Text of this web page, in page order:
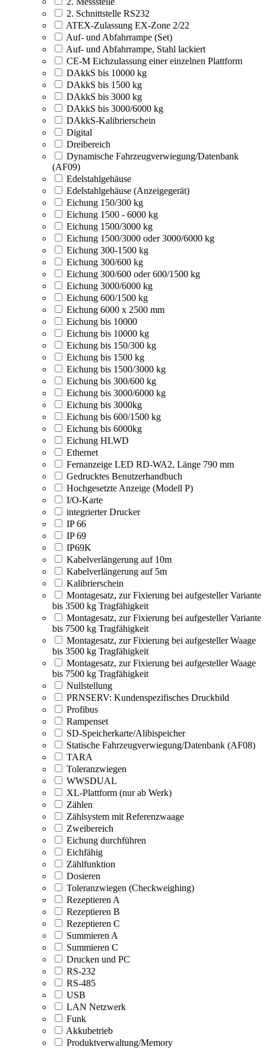
2. Schnittstelle RS232
ATEX-Zulassung EX-Zone 2/22
Auf- und Abfahrrampe (Set)
Auf- und Abfahrrampe, Stahl lackiert
CE-M Eichzulassung einer einzelnen Plattform
DAkkS bis 10000 kg
DAkkS bis 1500 kg
DAkkS bis 3000 kg
DAkkS bis 3000/6000 kg
DAkkS-Kalibrierschein
Digital
Dreibereich
Dynamische Fahrzeugverwiegung/Datenbank
(AF09)
Edelstahlgehäuse
Edelstahlgehäuse (Anzeigegerät)
Eichung 150/300 kg
Eichung 1500 - 6000 kg
Eichung 1500/3000 kg
Eichung 1500/3000 oder 3000/6000 kg
Eichung 300-1500 kg
Eichung 300/600 kg
Eichung 300/600 oder 600/1500 kg
Eichung 3000/6000 kg
Eichung 600/1500 kg
Eichung 6000 x 2500 mm
Eichung bis 10000
Eichung bis 10000 kg
Eichung bis 150/300 kg
Eichung bis 1500 kg
Eichung bis 1500/3000 kg
Eichung bis 300/600 kg
Eichung bis 3000/6000 kg
Eichung bis 3000kg
Eichung bis 600/1500 kg
Eichung bis 6000kg
Eichung HLWD
Ethernet
Fernanzeige LED RD-WA2, Länge 790 mm
Gedrucktes Benutzerhandbuch
Hochgesetzte Anzeige (Modell P)
I/O-Karte
integrierter Drucker
IP 66
IP 69
IP69K
Kabelverlängerung auf 10m
Kabelverlängerung auf 5m
Kalibrierschein
Montagesatz, zur Fixierung bei aufgesteller Variante
bis 3500 kg Tragfähigkeit
Montagesatz, zur Fixierung bei aufgesteller Variante
bis 7500 kg Tragfähigkeit
Montagesatz, zur Fixierung bei aufgesteller Waage
bis 3500 kg Tragfähigkeit
Montagesatz, zur Fixierung bei aufgesteller Waage
bis 7500 kg Tragfähigkeit
Nullstellung
PRNSERV: Kundenspezifisches Druckbild
Profibus
Rampenset
SD-Speicherkarte/Alibispeicher
Statische Fahrzeugverwiegung/Datenbank (AF08)
TARA
Toleranzwiegen
WWSDUAL
XL-Plattform (nur ab Werk)
Zählen
Zählsystem mit Referenzwaage
Zweibereich
Eichung durchführen
Eichfähig
Zählfunktion
Dosieren
Toleranzwiegen (Checkweighing)
Rezeptieren A
Rezeptieren B
Rezeptieren C
Summieren A
Summieren C
Drucken und PC
RS-232
RS-485
USB
LAN Netzwerk
Funk
Akkubetrieb
Produktverwaltung/Memory